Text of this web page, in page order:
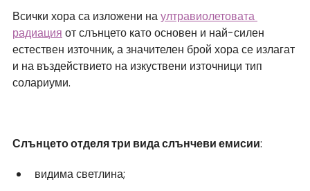
Всички хора са изложени на ултравиолетовата
радиация от слънцето като основен и най-силен
естествен източник, а значителен брой хора се излагат
и на въздействието на изкуствени източници тип
солариуми.
Слънцето отделя три вида слънчеви емисии:
видима светлина;